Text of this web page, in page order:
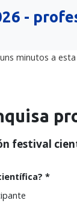
-
minutos a
festival
*